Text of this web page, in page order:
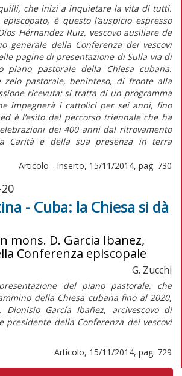
che inizi a inquietare la vita di tutti.
è questo l’auspicio espresso
Hérnandez Ruiz, vescovo ausiliare de
generale della Conferenza dei vescovi
pagine di presentazione di Sulla via di
piano pastorale della Chiesa cubana.
zelo pastorale, beninteso, di fronte alla
ricevuta: si tratta di un programma
impegnerà i cattolici per sei anni, fino
è l’esito del percorso triennale che ha
dei 400 anni dal ritrovamento
Carità e della sua presenza in terra
Articolo - Inserto, 15/11/2014, pag. 730
- Cuba: la Chiesa si dà
mons. D. Garcia Ibanez,
Conferenza episcopale
G. Zucchi
del piano pastorale, che
della Chiesa cubana fino al 2020,
Dionisio García Ibañez, arcivescovo di
presidente della Conferenza dei vescovi
Articolo, 15/11/2014, pag. 729